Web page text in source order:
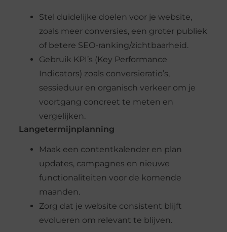
Stel duidelijke doelen voor je website,
zoals meer conversies, een groter publiek
of betere SEO-ranking/zichtbaarheid.
Gebruik KPI’s (Key Performance
Indicators) zoals conversieratio’s,
sessieduur en organisch verkeer om je
voortgang concreet te meten en
vergelijken.
Langetermijnplanning
Maak een contentkalender en plan
updates, campagnes en nieuwe
functionaliteiten voor de komende
maanden.
Zorg dat je website consistent blijft
evolueren om relevant te blijven.